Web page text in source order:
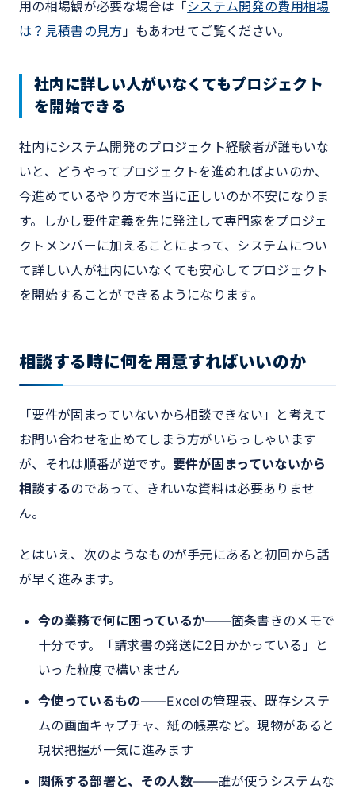
用の相場観が必要な場合は「システム開発の費用相場
は？見積書の見方 」もあわせてご覧ください。
社内に詳しい人がいなくてもプロジェクト
を開始できる
社内にシステム開発のプロジェクト経験者が誰もいな
いと、どうやってプロジェクトを進めればよいのか、
今進めているやり方で本当に正しいのか不安になりま
す。しかし要件定義を先に発注して専門家をプロジェ
クトメンバーに加えることによって、システムについ
て詳しい人が社内にいなくても安心してプロジェクト
を開始することができるようになります。
相談する時に何を用意すればいいのか
「要件が固まっていないから相談できない」と考えて
お問い合わせを止めてしまう方がいらっしゃいます
が、それは順番が逆です。 要件が固まっていないから
相談するのであって、きれいな資料は必要ありませ
ん。
とはいえ、次のようなものが手元にあると初回から話
が早く進みます。
今の業務で何に困っているか——箇条書きのメモで
十分です。「請求書の発送に2日かかっている」と
いった粒度で構いません
今使っているもの——Excelの管理表、既存システ
ムの画面キャプチャ、紙の帳票など。現物があると
現状把握が一気に進みます
関係する部署と、その人数——誰が使うシステムな